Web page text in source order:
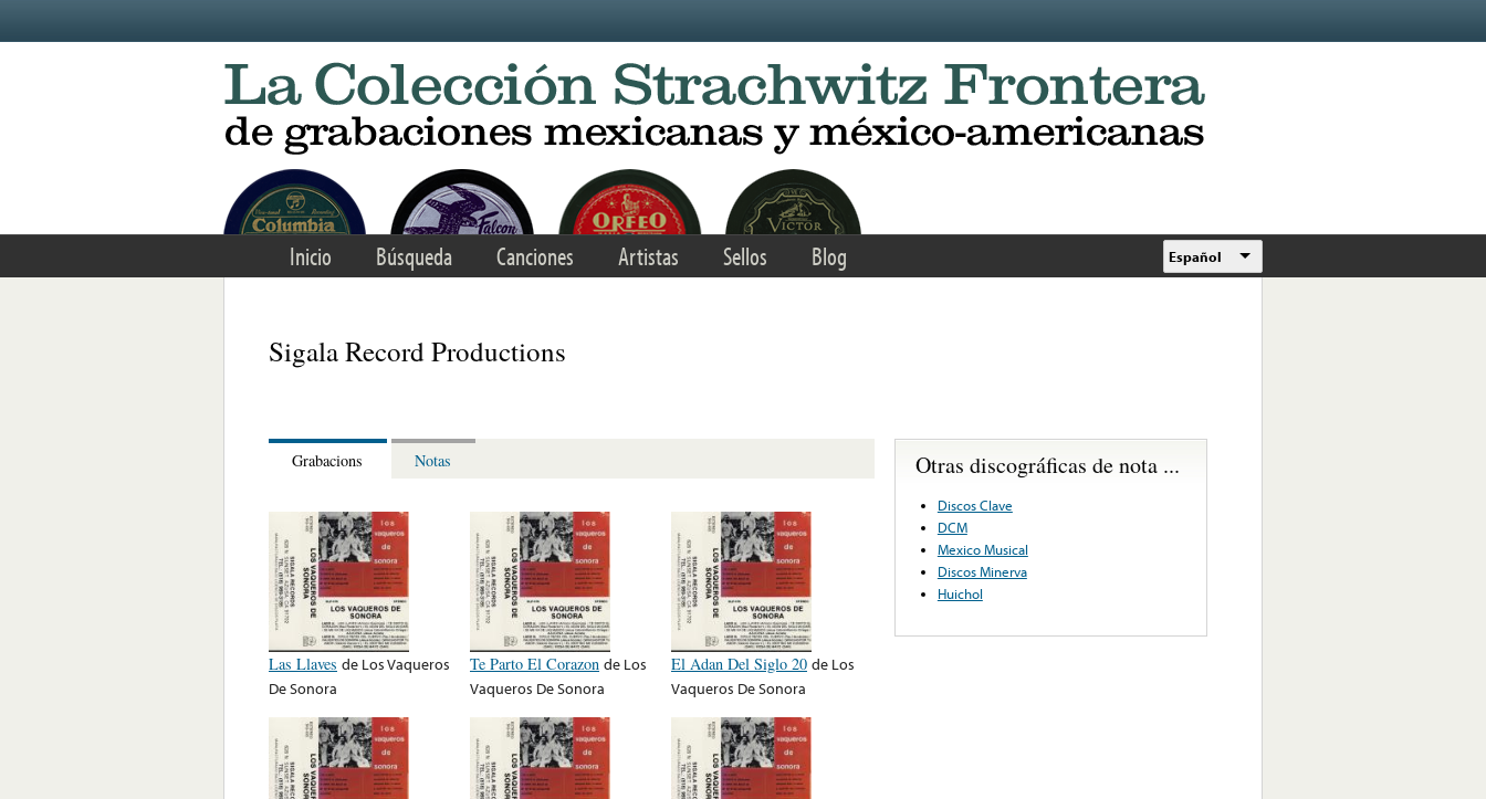
Inicio Búsqueda Canciones Artistas Sellos Blog Español
Sigala Record Productions
Grabacions Notas
Las Llaves de Los Vaqueros
De Sonora
Te Parto El Corazon de Los
Vaqueros De Sonora
El Adan Del Siglo 20 de Los
Vaqueros De Sonora
Otras discográficas de nota ...
Discos Clave
DCM
Mexico Musical
Discos Minerva
Huichol